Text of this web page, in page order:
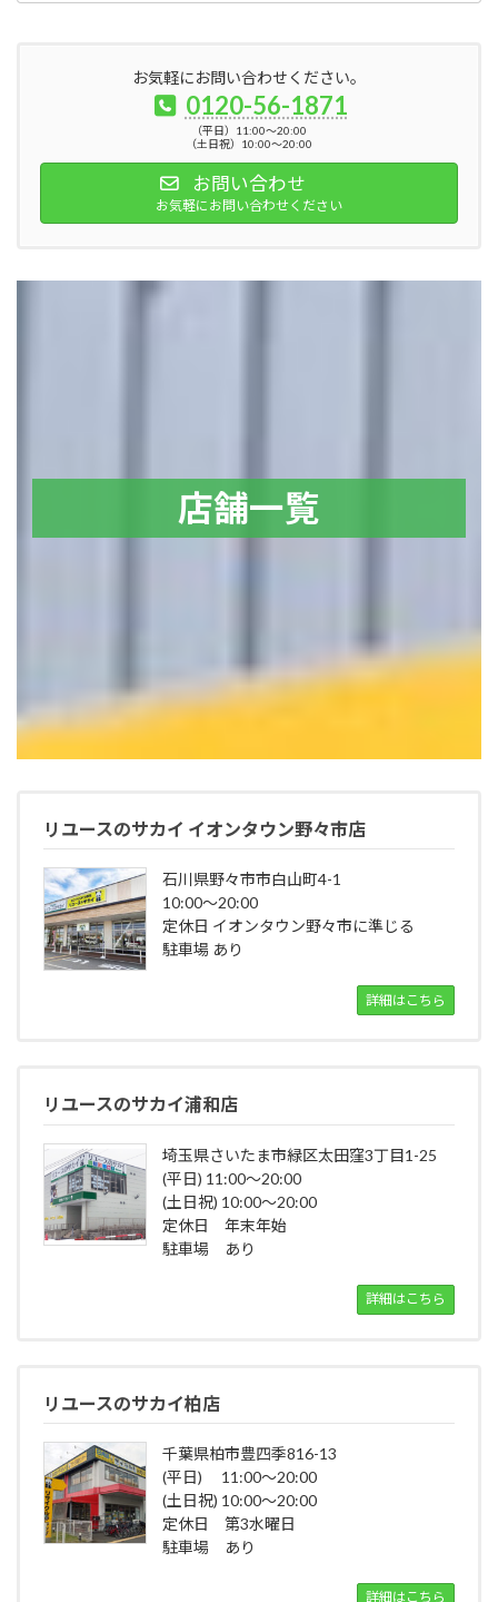
お気軽にお問い合わせください。
0120-56-1871
（平日）11:00～20:00
（土日祝）10:00～20:00
お問い合わせ
お気軽にお問い合わせください
店舗一覧
リユースのサカイ イオンタウン野々市店
石川県野々市市白山町4-1
10:00～20:00
定休日 イオンタウン野々市に準じる
駐車場 あり
詳細はこちら
リユースのサカイ浦和店
埼玉県さいたま市緑区太田窪3丁目1-25
(平日) 11:00～20:00
(土日祝) 10:00～20:00
定休日 年末年始
駐車場 あり
詳細はこちら
リユースのサカイ柏店
千葉県柏市豊四季816-13
(平日) 11:00～20:00
(土日祝) 10:00～20:00
定休日 第3水曜日
駐車場 あり
詳細はこちら